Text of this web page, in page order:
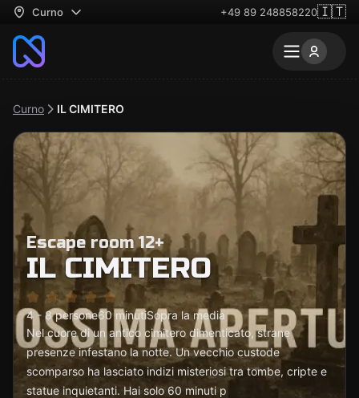
Curno +49 89 248858220🇮🇹
Curno IL CIMITERO
Escape room 12+
IL CIMITERO
4 - 8 persone60 minutiSopra la media
Nel cuore di un antico cimitero dimenticato, strane
presenze infestano la notte. Un vecchio custode
scomparso ha lasciato indizi misteriosi tra tombe, cripte e
statue inquietanti. Hai solo 60 minuti p